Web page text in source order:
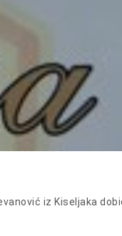
iz Kiseljaka